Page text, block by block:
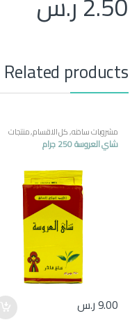
Related products
مشروبات ساخنه,كل الاقسام,منتجات
مصرية
شاي العروسة 250 جرام
9.00ر.س